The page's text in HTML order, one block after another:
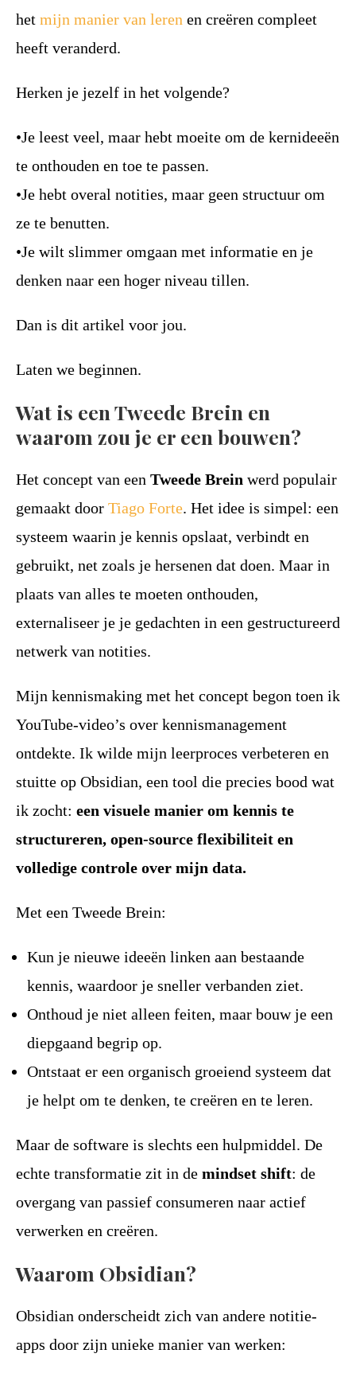
het mijn manier van leren en creëren compleet
heeft veranderd.
Herken je jezelf in het volgende?
•Je leest veel, maar hebt moeite om de kernideeën
te onthouden en toe te passen.
•Je hebt overal notities, maar geen structuur om
ze te benutten.
•Je wilt slimmer omgaan met informatie en je
denken naar een hoger niveau tillen.
Dan is dit artikel voor jou.
Laten we beginnen.
Wat is een Tweede Brein en
waarom zou je er een bouwen?
Het concept van een Tweede Brein werd populair
gemaakt door Tiago Forte. Het idee is simpel: een
systeem waarin je kennis opslaat, verbindt en
gebruikt, net zoals je hersenen dat doen. Maar in
plaats van alles te moeten onthouden,
externaliseer je je gedachten in een gestructureerd
netwerk van notities.
Mijn kennismaking met het concept begon toen ik
YouTube-video’s over kennismanagement
ontdekte. Ik wilde mijn leerproces verbeteren en
stuitte op Obsidian, een tool die precies bood wat
ik zocht: een visuele manier om kennis te
structureren, open-source flexibiliteit en
volledige controle over mijn data.
Met een Tweede Brein:
Kun je nieuwe ideeën linken aan bestaande
kennis, waardoor je sneller verbanden ziet.
Onthoud je niet alleen feiten, maar bouw je een
diepgaand begrip op.
Ontstaat er een organisch groeiend systeem dat
je helpt om te denken, te creëren en te leren.
Maar de software is slechts een hulpmiddel. De
echte transformatie zit in de mindset shift: de
overgang van passief consumeren naar actief
verwerken en creëren.
Waarom Obsidian?
Obsidian onderscheidt zich van andere notitie-
apps door zijn unieke manier van werken: